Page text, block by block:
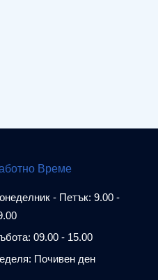
Време
- Петък: 9.00 -
09.00 - 15.00
Почивен ден